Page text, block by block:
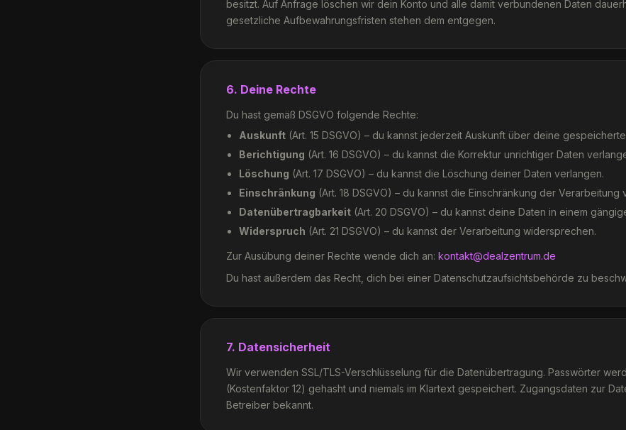
besitzt. Auf Anfrage löschen wir dein Konto und alle damit verbundenen Daten
gesetzliche Aufbewahrungsfristen stehen dem entgegen.
6. Deine Rechte
Du hast gemäß DSGVO folgende Rechte:
Auskunft (Art. 15 DSGVO) – du kannst jederzeit Auskunft über deine
Berichtigung (Art. 16 DSGVO) – du kannst die Korrektur unrichtiger Daten
Löschung (Art. 17 DSGVO) – du kannst die Löschung deiner Daten verlangen.
Einschränkung (Art. 18 DSGVO) – du kannst die Einschränkung der Verarbeitung
Datenübertragbarkeit (Art. 20 DSGVO) – du kannst deine Daten in einem
Widerspruch (Art. 21 DSGVO) – du kannst der Verarbeitung widersprechen.
Zur Ausübung deiner Rechte wende dich an: kontakt@dealzentrum.de
Du hast außerdem das Recht, dich bei einer Datenschutzaufsichtsbehörde zu
7. Datensicherheit
Wir verwenden SSL/TLS-Verschlüsselung für die Datenübertragung. Passwörter
(Kostenfaktor 12) gehasht und niemals im Klartext gespeichert. Zugangsdaten zur
Betreiber bekannt.